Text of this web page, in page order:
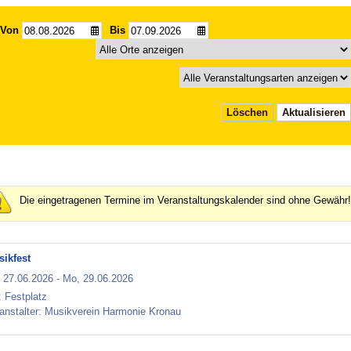
Von Bis
Löschen Aktualisieren
Die eingetragenen Termine im Veranstaltungskalender sind ohne Gewähr!
27.06.2026- Mo, 29.06.2026
Festplatz
Musikverein Harmonie Kronau